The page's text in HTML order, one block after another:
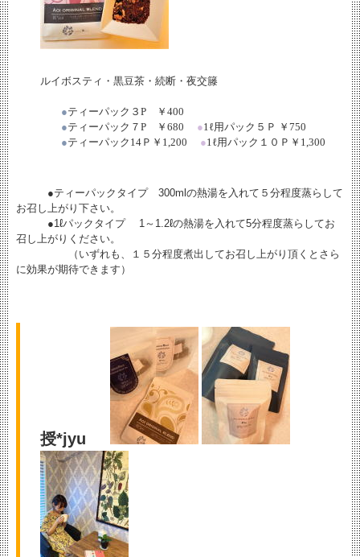
ルイボスティ・黒豆茶・続断・夜交籐
●ティーパック３ P ￥ 400
●ティーパック７ P ￥ 680 ●1ℓ用パック５Ｐ ￥ 750
●ティーパック 14 Ｐ￥ 1,200 ●1ℓ用パック１０Ｐ￥ 1,300
●ティーパックタイプ 300mlの熱湯を入れて５分程度蒸らして
お召し上がり下さい。
●1ℓパックタイプ 1～1.2ℓの熱湯を入れて5分程度蒸らしてお
召し上がりください。
（いずれも、１５分程度煮出してお召し上がり頂くとさら
に効果が期待できます）
授*jyu